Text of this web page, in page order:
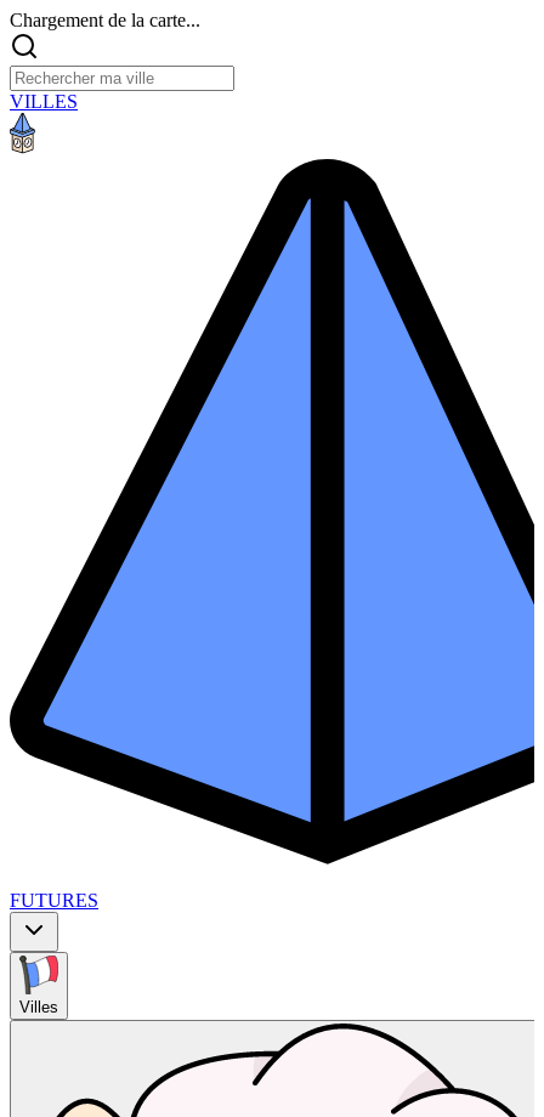
Chargement de la carte...
VILLES
FUTURES
Villes